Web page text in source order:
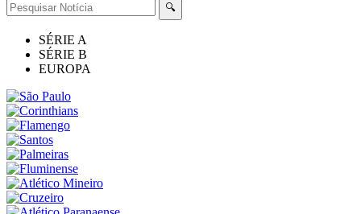
🔍
SÉRIE A
SÉRIE B
EUROPA